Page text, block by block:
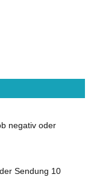
negativ oder
Sendung 10